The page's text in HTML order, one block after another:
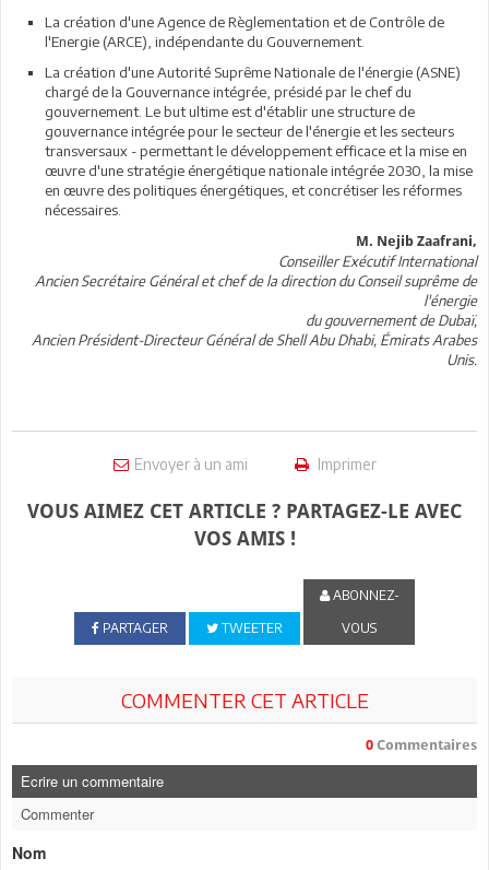
La création d'une Agence de Règlementation et de Contrôle de
l'Energie (ARCE), indépendante du Gouvernement.
La création d'une Autorité Suprême Nationale de l'énergie (ASNE)
chargé de la Gouvernance intégrée, présidé par le chef du
gouvernement. Le but ultime est d'établir une structure de
gouvernance intégrée pour le secteur de l'énergie et les secteurs
transversaux - permettant le développement efficace et la mise en
œuvre d'une stratégie énergétique nationale intégrée 2030, la mise
en œuvre des politiques énergétiques, et concrétiser les réformes
nécessaires.
M. Nejib Zaafrani,
Conseiller Exécutif International
Ancien Secrétaire Général et chef de la direction du Conseil suprême de
l'énergie
du gouvernement de Dubaï,
Ancien Président-Directeur Général de Shell Abu Dhabi, Émirats Arabes
Unis.
Envoyer à un ami Imprimer
VOUS AIMEZ CET ARTICLE ? PARTAGEZ-LE AVEC
VOS AMIS !
PARTAGER TWEETER
ABONNEZ-
VOUS
COMMENTER CET ARTICLE
0 Commentaires
Ecrire un commentaire
Commenter
Nom